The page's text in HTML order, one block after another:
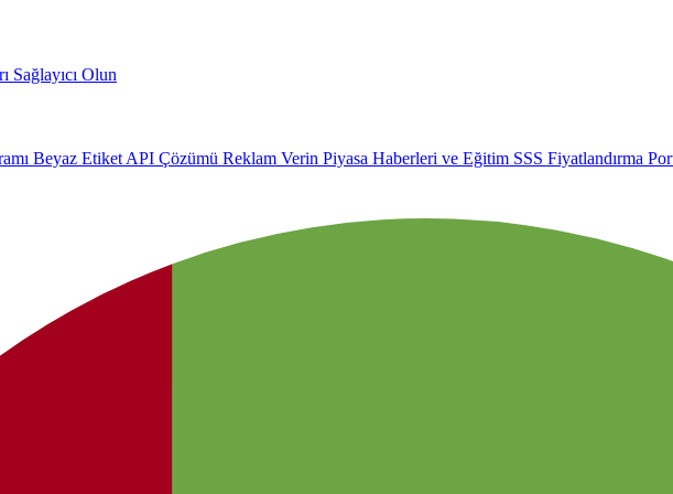
Sağlayıcı Olun
Beyaz Etiket API Çözümü Reklam Verin Piyasa Haberleri ve Eğitim SSS Fiyatlandırma